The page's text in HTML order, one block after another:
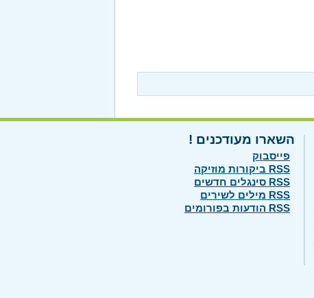
השארו מעודכנים !
פייסבוק
RSS ביקורות מוזיקה
RSS סינגלים חדשים
RSS מילים לשירים
RSS הודעות בפורומים